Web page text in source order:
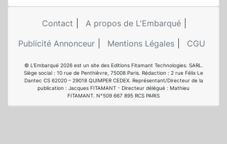
Contact
A propos de L'Embarqué
Publicité Annonceur
Mentions Légales CGU
© L'Embarqué 2026 est un site des Editions Fitamant Technologies. SARL.
Siège social : 10 rue de Penthièvre, 75008 Paris. Rédaction : 2 rue Félix Le
Dantec CS 62020 – 29018 QUIMPER CEDEX. Représentant/Directeur de la
publication : Jacques FITAMANT - Directeur délégué : Mathieu
FITAMANT. N°509 667 895 RCS PARIS